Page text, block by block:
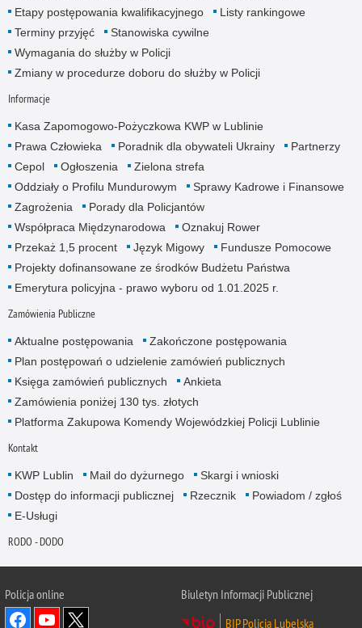
Etapy postępowania kwalifikacyjnego
Listy rankingowe
Terminy przyjęć
Stanowiska cywilne
Wymagania do służby w Policji
Zmiany w procedurze doboru do służby w Policji
Informacje
Kasa Zapomogowo-Pożyczkowa KWP w Lublinie
Prawa Człowieka
Poradnik dla obywateli Ukrainy
Partnerzy
Cepol
Ogłoszenia
Zielona strefa
Oddziały o Profilu Mundurowym
Sprawy Kadrowe i Finansowe
Zagrożenia
Porady dla Policjantów
Współpraca Międzynarodowa
Oznakuj Rower
Przekaż 1,5 procent
Język Migowy
Fundusze Pomocowe
Projekty dofinansowane ze środków Budżetu Państwa
Emerytura policyjna - prawo wyboru od 1.01.2025 r.
Zamówienia Publiczne
Aktualne postępowania
Zakończone postępowania
Plan postępowań o udzielenie zamówień publicznych
Księga zamówień publicznych
Ankieta
Zamówienia poniżej 130 tys. złotych
Platforma Zakupowa Komendy Wojewódzkiej Policji Lublinie
Kontakt
KWP Lublin Mail do dyżurnego
Skargi i wnioski
Dostęp do informacji publicznej
Rzecznik
Powiadom / zgłoś
E-Usługi
RODO - DODO
Policja online
Biuletyn Informacji Publicznej
BIP Policja Lubelska